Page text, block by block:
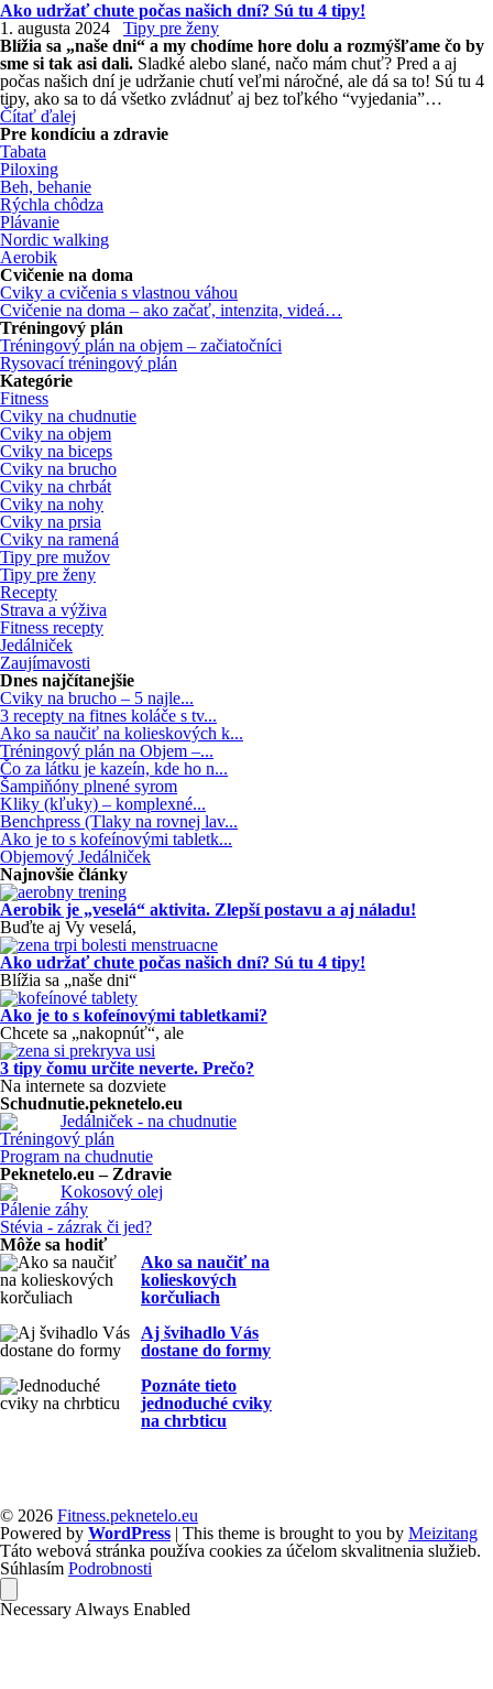
Ako udržať chute počas našich dní? Sú tu 4 tipy!
1. augusta 2024
Tipy pre ženy
Blížia sa „naše dni“ a my chodíme hore dolu a rozmýšľame čo by
sme si tak asi dali. Sladké alebo slané, načo mám chuť? Pred a aj
počas našich dní je udržanie chutí veľmi náročné, ale dá sa to! Sú tu 4
tipy, ako sa to dá všetko zvládnuť aj bez toľkého “vyjedania”…
Čítať ďalej
Pre kondíciu a zdravie
Tabata
Piloxing
Beh, behanie
Rýchla chôdza
Plávanie
Nordic walking
Aerobik
Cvičenie na doma
Cviky a cvičenia s vlastnou váhou
Cvičenie na doma – ako začať, intenzita, videá…
Tréningový plán
Tréningový plán na objem – začiatočníci
Rysovací tréningový plán
Kategórie
Fitness
Cviky na chudnutie
Cviky na objem
Cviky na biceps
Cviky na brucho
Cviky na chrbát
Cviky na nohy
Cviky na prsia
Cviky na ramená
Tipy pre mužov
Tipy pre ženy
Recepty
Strava a výživa
Fitness recepty
Jedálniček
Zaujímavosti
Dnes najčítanejšie
Cviky na brucho – 5 najle...
3 recepty na fitnes koláče s tv...
Ako sa naučiť na kolieskových k...
Tréningový plán na Objem –...
Čo za látku je kazeín, kde ho n...
Šampiňóny plnené syrom
Kliky (kľuky) – komplexné...
Benchpress (Tlaky na rovnej lav...
Ako je to s kofeínovými tabletk...
Objemový Jedálniček
Najnovšie články
Aerobik je „veselá“ aktivita. Zlepší postavu a aj náladu!
Buďte aj Vy veselá,
Ako udržať chute počas našich dní? Sú tu 4 tipy!
Blížia sa „naše dni“
Ako je to s kofeínovými tabletkami?
Chcete sa „nakopnúť“, ale
3 tipy čomu určite neverte. Prečo?
Na internete sa dozviete
Schudnutie.peknetelo.eu
Jedálniček - na chudnutie
Tréningový plán
Program na chudnutie
Peknetelo.eu – Zdravie
Kokosový olej
Pálenie záhy
Stévia - zázrak či jed?
Môže sa hodiť
Ako sa naučiť na
kolieskových
korčuliach
Aj švihadlo Vás
dostane do formy
Poznáte tieto
jednoduché cviky
na chrbticu
© 2026 Fitness.peknetelo.eu
Powered by WordPress | This theme is brought to you by Meizitang
Táto webová stránka používa cookies za účelom skvalitnenia služieb.
Súhlasím Podrobnosti
Necessary Always Enabled